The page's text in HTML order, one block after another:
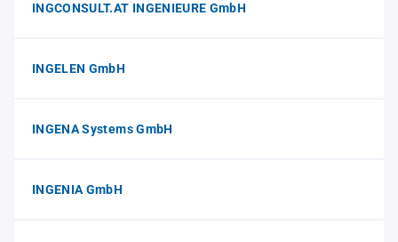
INGCONSULT.AT INGENIEURE GmbH
INGELEN GmbH
INGENA Systems GmbH
INGENIA GmbH